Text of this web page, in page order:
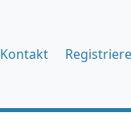
Kontakt